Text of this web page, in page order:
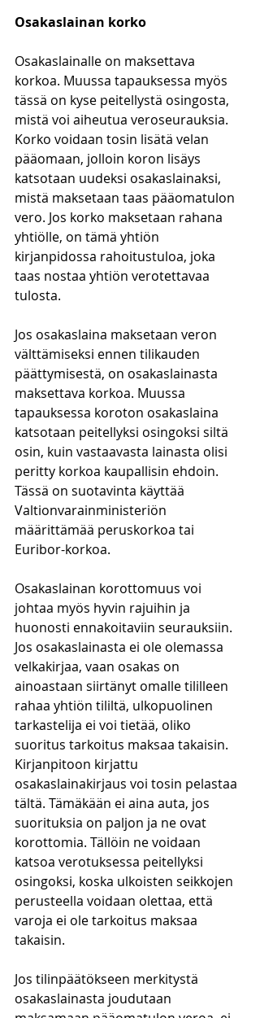
Osakaslainan korko
Osakaslainalle on maksettava
korkoa. Muussa tapauksessa myös
tässä on kyse peitellystä osingosta,
mistä voi aiheutua veroseurauksia.
Korko voidaan tosin lisätä velan
pääomaan, jolloin koron lisäys
katsotaan uudeksi osakaslainaksi,
mistä maksetaan taas pääomatulon
vero. Jos korko maksetaan rahana
yhtiölle, on tämä yhtiön
kirjanpidossa rahoitustuloa, joka
taas nostaa yhtiön verotettavaa
tulosta.
Jos osakaslaina maksetaan veron
välttämiseksi ennen tilikauden
päättymisestä, on osakaslainasta
maksettava korkoa. Muussa
tapauksessa koroton osakaslaina
katsotaan peitellyksi osingoksi siltä
osin, kuin vastaavasta lainasta olisi
peritty korkoa kaupallisin ehdoin.
Tässä on suotavinta käyttää
Valtionvarainministeriön
määrittämää peruskorkoa tai
Euribor-korkoa.
Osakaslainan korottomuus voi
johtaa myös hyvin rajuihin ja
huonosti ennakoitaviin seurauksiin.
Jos osakaslainasta ei ole olemassa
velkakirjaa, vaan osakas on
ainoastaan siirtänyt omalle tililleen
rahaa yhtiön tililtä, ulkopuolinen
tarkastelija ei voi tietää, oliko
suoritus tarkoitus maksaa takaisin.
Kirjanpitoon kirjattu
osakaslainakirjaus voi tosin pelastaa
tältä. Tämäkään ei aina auta, jos
suorituksia on paljon ja ne ovat
korottomia. Tällöin ne voidaan
katsoa verotuksessa peitellyksi
osingoksi, koska ulkoisten seikkojen
perusteella voidaan olettaa, että
varoja ei ole tarkoitus maksaa
takaisin.
Jos tilinpäätökseen merkitystä
osakaslainasta joudutaan